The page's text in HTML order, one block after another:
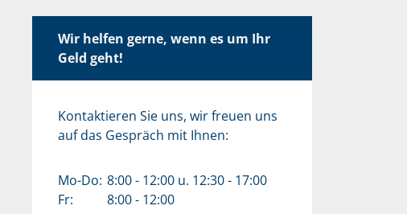
Wir helfen gerne, wenn es um Ihr
Geld geht!
Kontaktieren Sie uns, wir freuen uns
auf das Gespräch mit Ihnen:
Mo-Do: 8:00 - 12:00 u. 12:30 - 17:00
Fr:
8:00 - 12:00